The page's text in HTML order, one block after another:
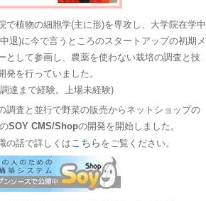
で植物の細胞学(主に形)を専攻し、大学院在学中
退)に今で言うところのスタートアップの初期メ
として参画し、農薬を使わない栽培の調査と技
発を行っていました。
達まで経験。上場未経験)
調査と並行で野菜の販売からネットショップの
SOY CMS/Shopの開発を開始しました。
の話で詳しくは こちら をご覧ください。